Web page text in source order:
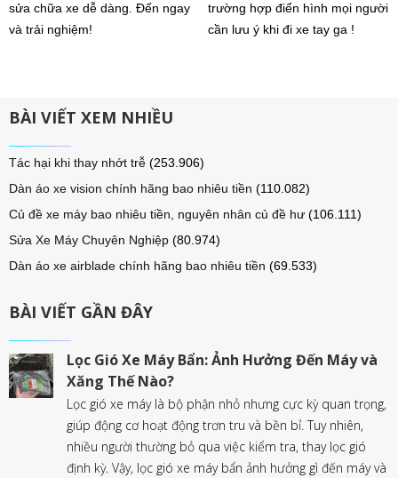
sửa chữa xe dễ dàng. Đến ngay
và trải nghiệm!
trường hợp điển hình mọi người
cần lưu ý khi đi xe tay ga !
BÀI VIẾT XEM NHIỀU
Tác hại khi thay nhớt trễ (253.906)
Dàn áo xe vision chính hãng bao nhiêu tiền (110.082)
Củ đề xe máy bao nhiêu tiền, nguyên nhân củ đề hư (106.111)
Sửa Xe Máy Chuyên Nghiệp (80.974)
Dàn áo xe airblade chính hãng bao nhiêu tiền (69.533)
BÀI VIẾT GẦN ĐÂY
Lọc Gió Xe Máy Bẩn: Ảnh Hưởng Đến Máy và
Xăng Thế Nào?
Lọc gió xe máy là bộ phận nhỏ nhưng cực kỳ quan trọng,
giúp động cơ hoạt động trơn tru và bền bỉ. Tuy nhiên,
nhiều người thường bỏ qua việc kiểm tra, thay lọc gió
định kỳ. Vậy, lọc gió xe máy bẩn ảnh hưởng gì đến máy và